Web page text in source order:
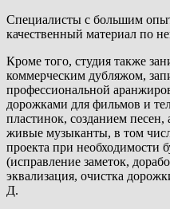
Специалисты с большим
качественный материал по
Кроме того, студия также
коммерческим дубляжом,
профессиональной
дорожками для фильмов и
пластинок, созданием
живые музыканты, в том
проекта при необходимости
(исправление заметок,
эквализация, очистка
Д.